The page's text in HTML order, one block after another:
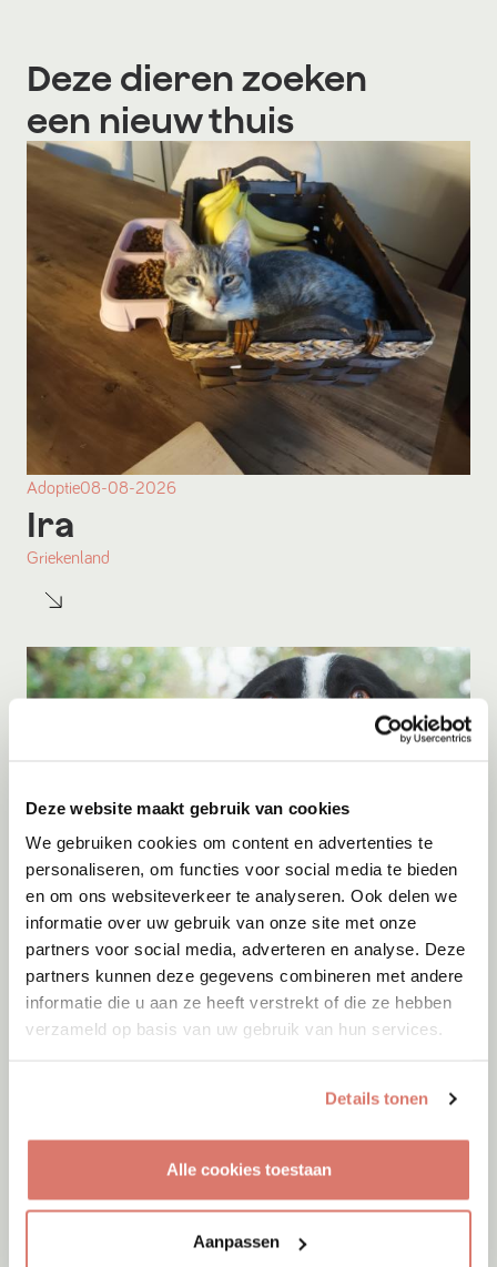
Deze website maakt gebruik van cookies
We gebruiken cookies om content en advertenties te
personaliseren, om functies voor social media te bieden
en om ons websiteverkeer te analyseren. Ook delen we
informatie over uw gebruik van onze site met onze
partners voor social media, adverteren en analyse. Deze
partners kunnen deze gegevens combineren met andere
informatie die u aan ze heeft verstrekt of die ze hebben
verzameld op basis van uw gebruik van hun services.
Details tonen
Alle cookies toestaan
Aanpassen
Deze dieren zoeken
een nieuw thuis
Adoptie08-08-2026
Ira
Griekenland
Paco
Apeldoorn